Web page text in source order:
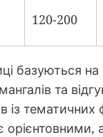
120-200
базуються
та
із тематичних
орієнтовними,